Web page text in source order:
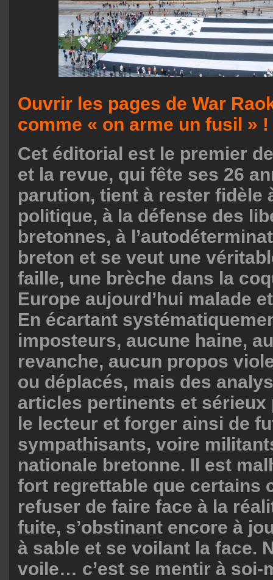
Ouvrir les pages de War
comme « on arme un fusil » !
Cet éditorial est le premier
et la revue, qui fête ses 26
parution, tient à rester fidèle
politique, à la défense des
bretonnes, à
breton et se veut une
faille, une brèche dans la
Europe aujourd’hui malade
En écartant
imposteurs, aucune haine,
revanche, aucun propos
ou déplacés, mais des
articles pertinents et
le lecteur et forger ainsi de
sympathisants, voire
nationale bretonne. Il est
fort regrettable que certains
refuser de faire face à la
fuite, s’obstinant encore à
à sable et se voilant la face.
voile… c’est se mentir à soi-